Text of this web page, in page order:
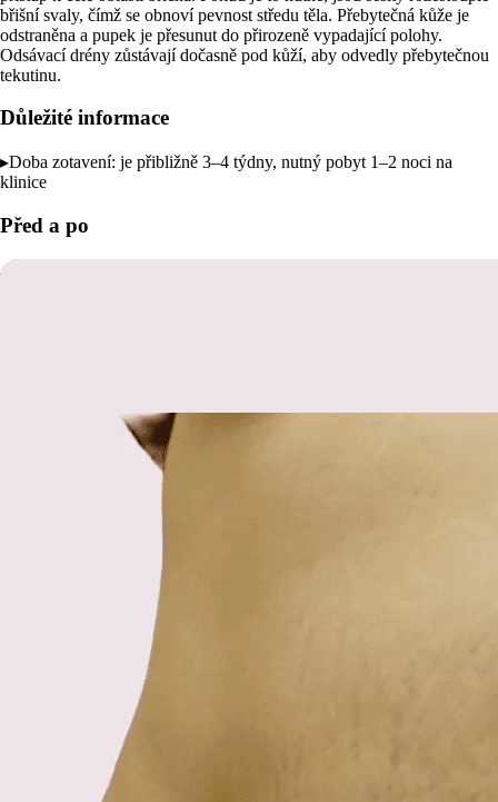
břišní svaly, čímž se obnoví pevnost středu těla. Přebytečná kůže je
odstraněna a pupek je přesunut do přirozeně vypadající polohy.
Odsávací drény zůstávají dočasně pod kůží, aby odvedly přebytečnou
tekutinu.
Důležité informace
▸Doba zotavení: je přibližně 3–4 týdny, nutný pobyt 1–2 noci na
klinice
Před a po